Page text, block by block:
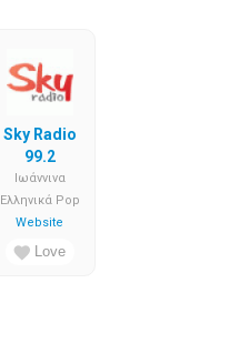
Sky Radio
99.2
Iωάννινα
Ελληνικά Pop
Website
Love